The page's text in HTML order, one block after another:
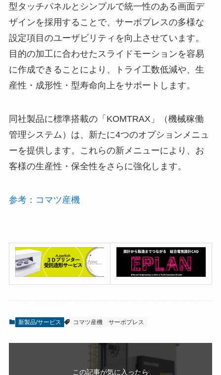
型タッチパネルとシンプルで統⼀性のある画⾯デ
ザインを採⽤することで、サーボプレスの多様な
設定項⽬のユーザビリティを向上させています。
⽬的の加⼯に合わせたスライドモーションを容易
に作成できることにより、トライ⼯数低減や、⽣
産性・成形性・型寿命向上をサポートします。
同社製品に標準搭載の「KOMTRAX」（機械稼働
管理システム）は、新たに4つのオプションメニュ
ーを提供します。これらの新メニューにより、お
客様の⽣産性・保全性をさらに強化します。
参考：コマツ産機
新製品/サービス コマツ産機 サーボプレス
この記事が気に入ったら